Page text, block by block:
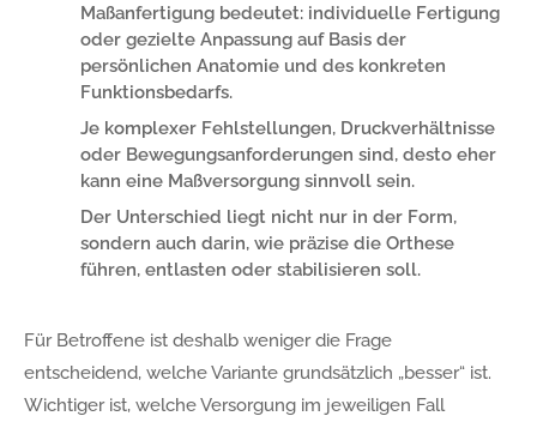
Maßanfertigung bedeutet: individuelle Fertigung
oder gezielte Anpassung auf Basis der
persönlichen Anatomie und des konkreten
Funktionsbedarfs.
Je komplexer Fehlstellungen, Druckverhältnisse
oder Bewegungsanforderungen sind, desto eher
kann eine Maßversorgung sinnvoll sein.
Der Unterschied liegt nicht nur in der Form,
sondern auch darin, wie präzise die Orthese
führen, entlasten oder stabilisieren soll.
Für Betroffene ist deshalb weniger die Frage
entscheidend, welche Variante grundsätzlich „besser“ ist.
Wichtiger ist, welche Versorgung im jeweiligen Fall